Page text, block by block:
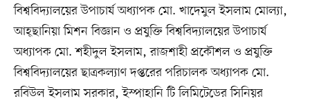
বিশ্ববিদ্যালয়ের উপাচার্য অধ্যাপক মো. খাদেমুল ইসলাম মোল্যা,
আহ্ছানিয়া মিশন বিজ্ঞান ও প্রযুক্তি বিশ্ববিদ্যালয়ের উপাচার্য
অধ্যাপক মো. শহীদুল ইসলাম, রাজশাহী প্রকৌশল ও প্রযুক্তি
বিশ্ববিদ্যালয়ের ছাত্রকল্যাণ দপ্তরের পরিচালক অধ্যাপক মো.
রবিউল ইসলাম সরকার, ইস্পাহানি টি লিমিটেডের সিনিয়র